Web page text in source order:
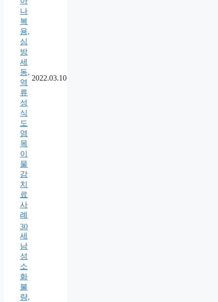
나
복
용,
심
방
세
동,
역
류
성
식
도
염
목
이
물
감
치
료
사
례
2022.03.10
30
세
남
성
소
화
불
량,